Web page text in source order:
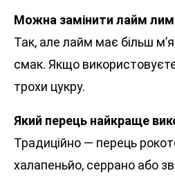
Можна замінити лайм
Так, але лайм має більш
смак. Якщо
трохи цукру.
Який перець найкраще
Традиційно — перець
халапеньйо, серрано або